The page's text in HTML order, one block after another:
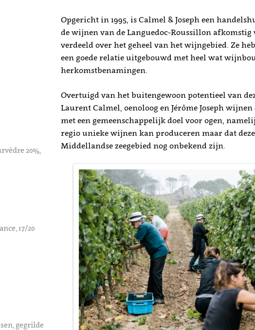
Opgericht in 1995, is Calmel & Joseph een
de wijnen van de Languedoc-Roussillon
verdeeld over het geheel van het wijngebied. Ze
een goede relatie uitgebouwd met heel wat
herkomstbenamingen.
Overtuigd van het buitengewoon potentieel van
Laurent Calmel, oenoloog en Jérôme Joseph
met een gemeenschappelijk doel voor ogen,
regio unieke wijnen kan produceren maar dat
Middellandse zeegebied nog onbekend zijn.
20%,
17/20
gegrilde